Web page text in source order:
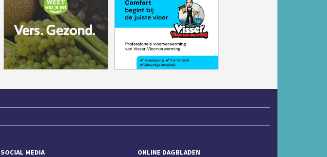
SOCIAL MEDIA ONLINE DAGBLADEN